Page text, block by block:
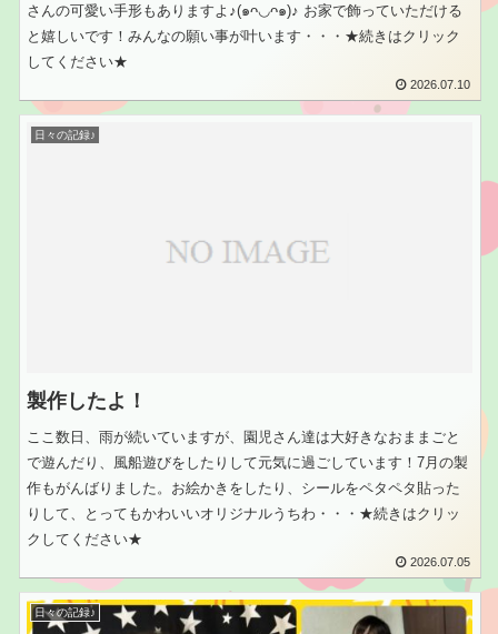
さんの可愛い手形もありますよ♪(๑ᴖ◡ᴖ๑)♪ お家で飾っていただける
と嬉しいです！みんなの願い事が叶います・・・★続きはクリック
してください★
2026.07.10
日々の記録♪
製作したよ！
ここ数日、雨が続いていますが、園児さん達は大好きなおままごと
で遊んだり、風船遊びをしたりして元気に過ごしています！7月の製
作もがんばりました。お絵かきをしたり、シールをペタペタ貼った
りして、とってもかわいいオリジナルうちわ・・・★続きはクリッ
クしてください★
2026.07.05
日々の記録♪